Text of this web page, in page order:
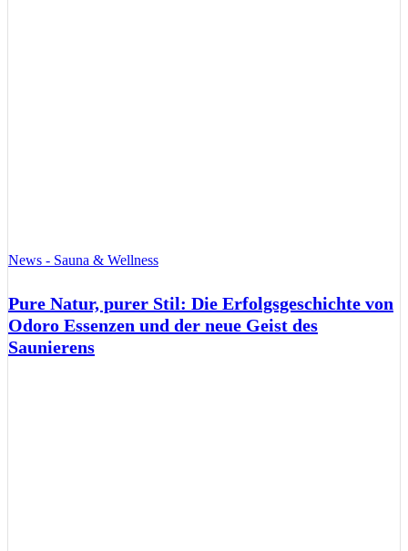
News - Sauna & Wellness
Pure Natur, purer Stil: Die Erfolgsgeschichte von
Odoro Essenzen und der neue Geist des
Saunierens